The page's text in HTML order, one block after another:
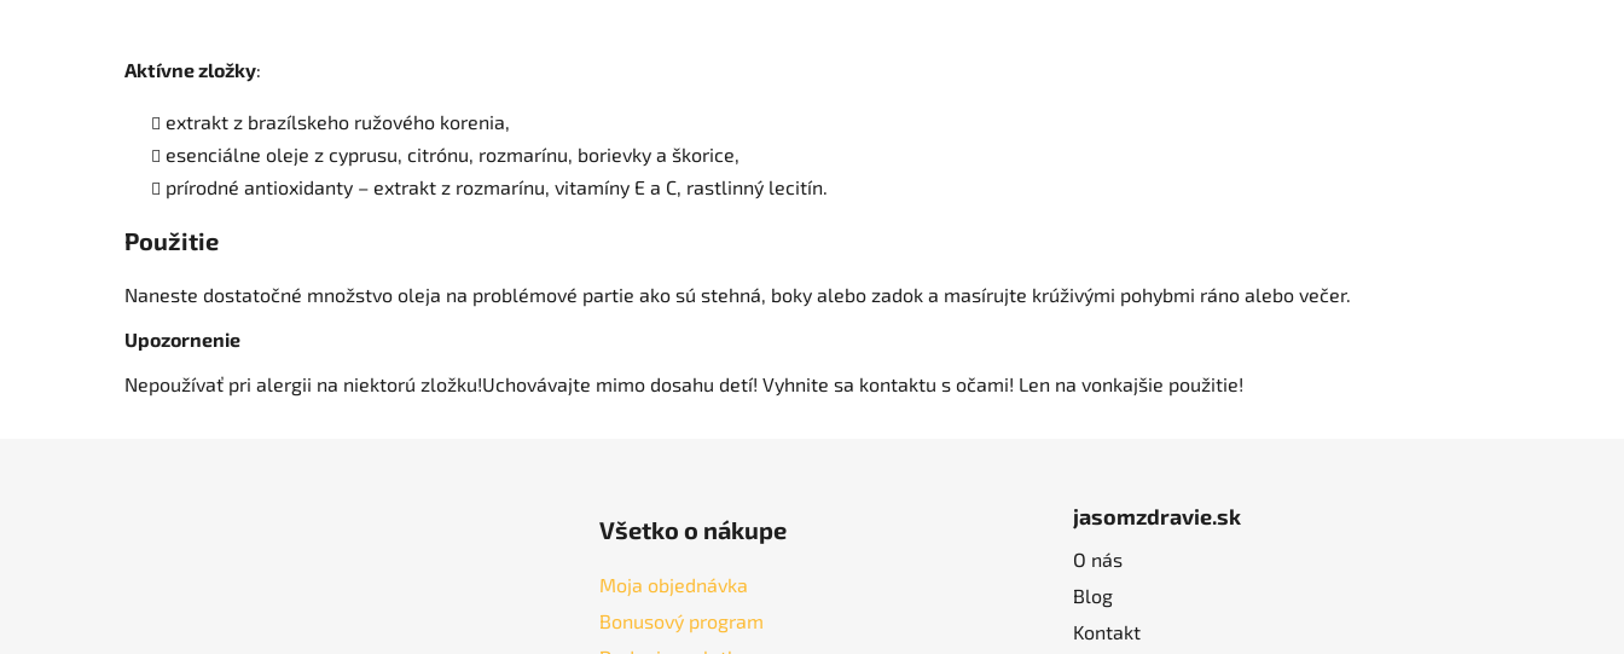
Aktívne zložky:
extrakt z brazílskeho ružového korenia,
esenciálne oleje z cyprusu, citrónu, rozmarínu, borievky a škorice,
prírodné antioxidanty – extrakt z rozmarínu, vitamíny E a C, rastlinný lecitín.
Použitie
Naneste dostatočné množstvo oleja na problémové partie ako sú stehná, boky alebo zadok a masírujte krúživými pohybmi ráno alebo večer.
Upozornenie
Nepoužívať pri alergii na niektorú zložku!Uchovávajte mimo dosahu detí! Vyhnite sa kontaktu s očami! Len na vonkajšie použitie!
Všetko o nákupe
Moja objednávka
Bonusový program
jasomzdravie.sk
O nás
Blog
Kontakt